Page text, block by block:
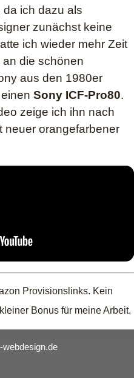
da ich dazu als
zunächst keine
ich wieder mehr Zeit
die schönen
aus den 1980er
Sony ICF-Pro80.
zeige ich ihn nach
neuer orangefarbener
Provisionslinks. Kein
Bonus für meine Arbeit.